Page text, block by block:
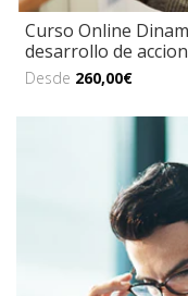
Curso Online
desarrollo de
Desde 260,00€